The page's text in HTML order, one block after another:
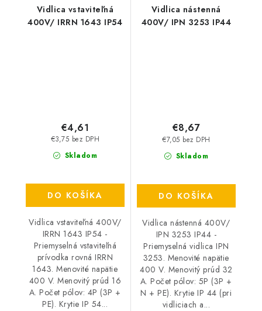
Vidlica vstaviteľná
400V/ IRRN 1643 IP54
Skladom
€3,75 bez DPH
€4,61
DO KOŠÍKA
Vidlica vstaviteľná 400V/
IRRN 1643 IP54 -
Priemyselná vstaviteľná
prívodka rovná IRRN
1643. Menovité napätie
400 V. Menovitý prúd 16
A. Počet pólov: 4P (3P +
PE). Krytie IP 54...
Vidlica nástenná
400V/ IPN 3253 IP44
Skladom
€7,05 bez DPH
€8,67
DO KOŠÍKA
Vidlica nástenná 400V/
IPN 3253 IP44 -
Priemyselná vidlica IPN
3253. Menovité napätie
400 V. Menovitý prúd 32
A. Počet pólov: 5P (3P +
N + PE). Krytie IP 44 (pri
vidliciach a...